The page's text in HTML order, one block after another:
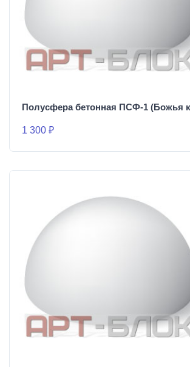
Полусфера бетонная ПСФ-1 (Божья
1 300 ₽